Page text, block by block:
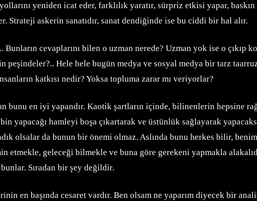
yeniden icat eder, farklılık yaratır, sürpriz etkisi yapar,
askerin sanatıdır, sanat dendiğinde ise bu ciddi bir hal alır.
cevaplarını bilen o uzman nerede? Uzman yok ise o çıkıp
peşindeler?.. Hele hele bugün medya ve sosyal medya bir tarz
katkısı nedir? Yoksa topluma zarar mı veriyorlar?
bunu en iyi yapandır. Kaotik şartların içinde, bilinenlerin hepsine
yapacağı hamleyi boşa çıkartarak ve üstünlük sağlayarak
olsalar da bunun bir önemi olmaz. Aslında bunu herkes bilir,
etmekle, geleceği bilmekle ve buna göre gerekeni yapmakla
Sıradan bir şey değildir.
en başında cesaret vardır. Ben olsam ne yaparım diyecek bir